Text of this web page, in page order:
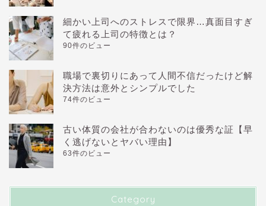
細かい上司へのストレスで限界…真面目すぎ
て疲れる上司の特徴とは？
90件のビュー
職場で裏切りにあって人間不信だったけど解
決方法は意外とシンプルでした
74件のビュー
古い体質の会社が合わないのは優秀な証【早
く逃げないとヤバい理由】
63件のビュー
Category